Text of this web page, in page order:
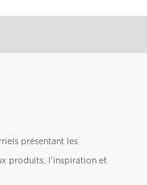
présentant les
produits, l'inspiration et